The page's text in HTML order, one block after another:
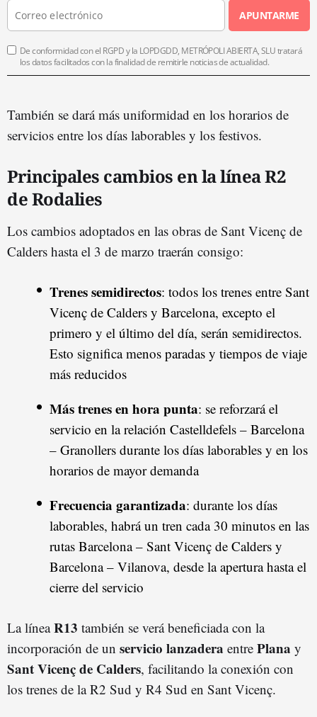
APUNTARME
De conformidad con el RGPD y la LOPDGDD, METRÓPOLI ABIERTA, SLU tratará
los datos facilitados con la finalidad de remitirle noticias de actualidad.
También se dará más uniformidad en los horarios de
servicios entre los días laborables y los festivos.
Principales cambios en la línea R2
de Rodalies
Los cambios adoptados en las obras de Sant Vicenç de
Calders hasta el 3 de marzo traerán consigo:
Trenes semidirectos: todos los trenes entre Sant
Vicenç de Calders y Barcelona, excepto el
primero y el último del día, serán semidirectos.
Esto significa menos paradas y tiempos de viaje
más reducidos
Más trenes en hora punta: se reforzará el
servicio en la relación Castelldefels – Barcelona
– Granollers durante los días laborables y en los
horarios de mayor demanda
Frecuencia garantizada: durante los días
laborables, habrá un tren cada 30 minutos en las
rutas Barcelona – Sant Vicenç de Calders y
Barcelona – Vilanova, desde la apertura hasta el
cierre del servicio
La líneaR13 también se verá beneficiada con la
incorporación de un servicio lanzadera entre Plana y
Sant Vicenç de Calders, facilitando la conexión con
los trenes de la R2 Sud y R4 Sud en Sant Vicenç.